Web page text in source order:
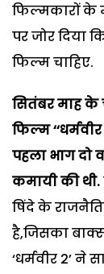
फिल्मकारों के
पर जोर दिया
फिल्म चाहिए.
सितंबर माह के
फिल्म
पहला भाग दो
कमायी की थी.
षिंदे के
है,जिसका
‘धर्मवीर 2’ ने